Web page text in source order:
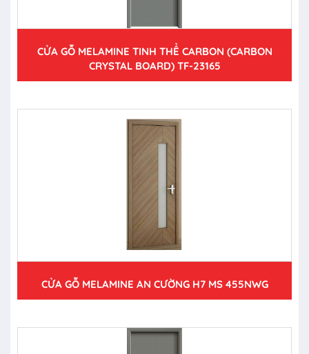
CỬA GỖ MELAMINE TINH THỂ CARBON (CARBON
CRYSTAL BOARD) TF-23165
CỬA GỖ MELAMINE AN CƯỜNG H7 MS 455NWG